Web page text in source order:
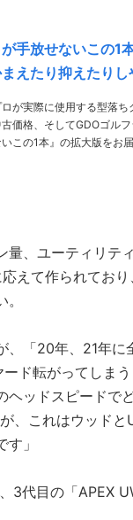
が手放せないこの
えたり抑えたりし
ロが実際に使用する型落
価格、そしてGDOゴル
拡大版をお届け! PHOTO／Tadashi Anezaki THANKS／日本プロ
量、ユーティリテ
えて作られてお
、「20年、21年
ド転がってしま
ッドスピードで
、これはウッド
」
3代目の「APEX